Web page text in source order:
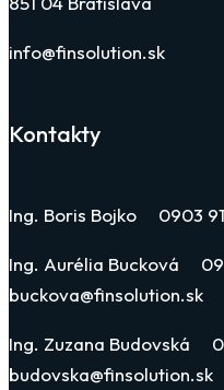
info@finsolution.sk
Kontakty
Ing. Boris Bojko 0903
Ing. Aurélia Bucková
buckova@finsolution.sk
Ing. Zuzana Budovská
budovska@finsolution.sk